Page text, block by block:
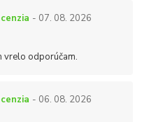
- 07. 08. 2026
vrelo odporúčam.
- 06. 08. 2026